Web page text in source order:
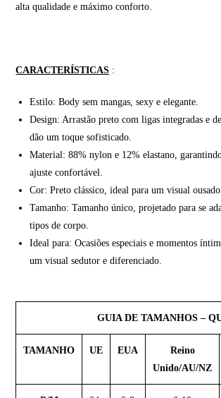
alta qualidade e máximo conforto.
CARACTERÍSTICAS :
Estilo: Body sem mangas, sexy e elegante.
Design: Arrastão preto com ligas integradas e
dão um toque sofisticado.
Material: 88% nylon e 12% elastano,
ajuste confortável.
Cor: Preto clássico, ideal para um visual
Tamanho: Tamanho único, projetado para se
tipos de corpo.
Ideal para: Ocasiões especiais e momentos
um visual sedutor e diferenciado.
GUIA DE TAMANHOS –
TAMANHO UE EUA
Reino
Unido/AU/NZ